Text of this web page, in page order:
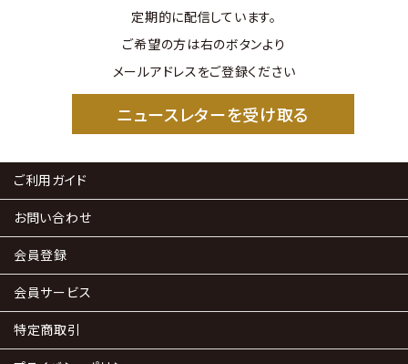
定期的に配信しています。
ご希望の方は右のボタンより
メールアドレスをご登録ください
ニュースレターを受け取る
ご利用ガイド
お問い合わせ
会員登録
会員サービス
特定商取引